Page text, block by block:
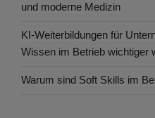
und moderne Medizin
KI-Weiterbildungen für
Wissen im Betrieb wichtiger
Warum sind Soft Skills im